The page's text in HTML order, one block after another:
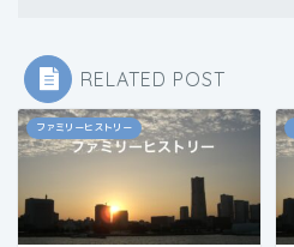
RELATED POST
ファミリーヒストリー